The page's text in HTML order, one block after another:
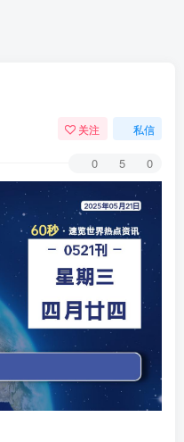
关注 私信
0 5 0